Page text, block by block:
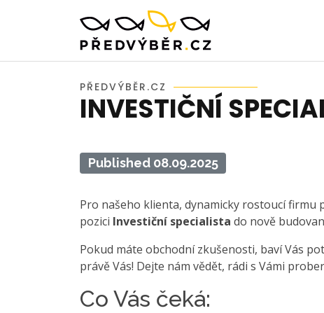
PŘEDVÝBĚR.CZ
INVESTIČNÍ
Published 08.09.2025
Pro našeho klienta, dynamicky rostoucí firmu
pozici Investiční specialista do nově
Pokud máte obchodní zkušenosti, baví Vás
právě Vás! Dejte nám vědět, rádi s Vámi
Co Vás čeká: